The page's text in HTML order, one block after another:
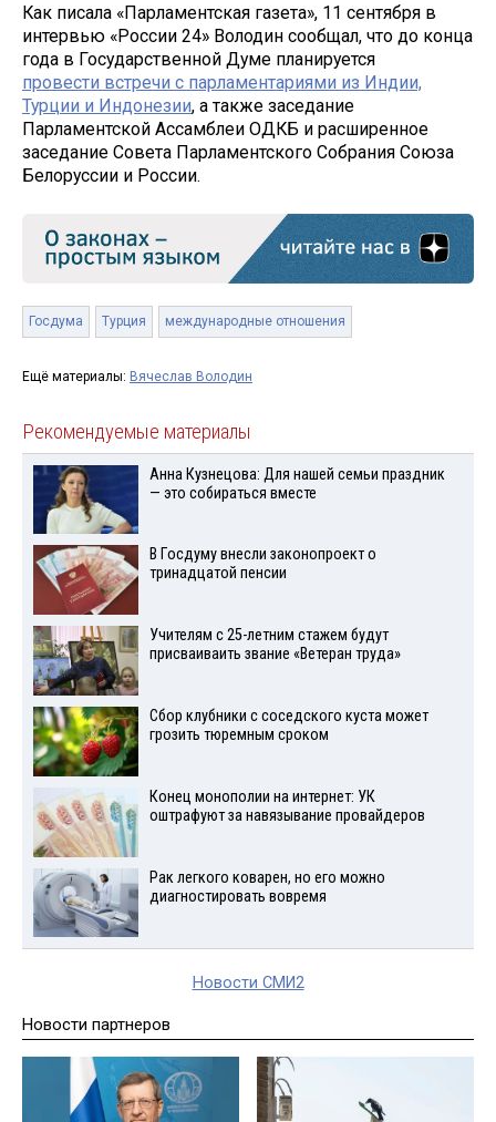
Как писала «Парламентская газета», 11 сентября в
интервью «России 24» Володин сообщал, что до конца
года в Государственной Думе планируется
провести встречи с парламентариями из Индии,
Турции и Индонезии, а также заседание
Парламентской Ассамблеи ОДКБ и расширенное
заседание Совета Парламентского Собрания Союза
Белоруссии и России.
Госдума Турция международные отношения
Ещё материалы: Вячеслав Володин
Рекомендуемые материалы
Анна Кузнецова: Для нашей семьи праздник
— это собираться вместе
В Госдуму внесли законопроект о
тринадцатой пенсии
Учителям с 25-летним стажем будут
присваиваить звание «Ветеран труда»
Сбор клубники с соседского куста может
грозить тюремным сроком
Конец монополии на интернет: УК
оштрафуют за навязывание провайдеров
Рак легкого коварен, но его можно
диагностировать вовремя
Новости СМИ2
Новости партнеров